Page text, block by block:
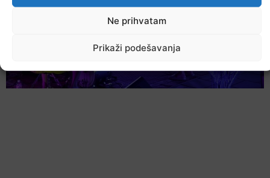
Ne prihvatam
Prikaži podešavanja